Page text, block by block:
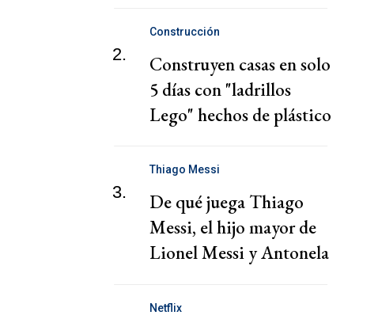
2.
Construcción
Construyen casas en solo
5 días con "ladrillos
Lego" hechos de plástico
3.
Thiago Messi
De qué juega Thiago
Messi, el hijo mayor de
Lionel Messi y Antonela
Netflix